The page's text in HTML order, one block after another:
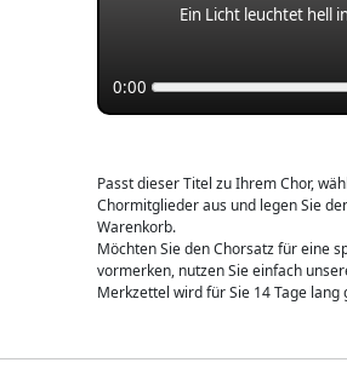
Ein Licht leuchtet hell
0:00
Passt dieser Titel zu Ihrem Chor,
Chormitglieder aus und legen Sie
Warenkorb.
Möchten Sie den Chorsatz für eine
vormerken, nutzen Sie einfach
Merkzettel wird für Sie 14 Tage lang